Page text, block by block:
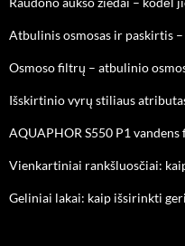
Atbulinis osmosas ir paskirtis
Osmoso filtrų – atbulinio
Išskirtinio vyrų stiliaus
AQUAPHOR S550 P1
Vienkartiniai rankšluosčiai:
Geliniai lakai: kaip išsirinkti